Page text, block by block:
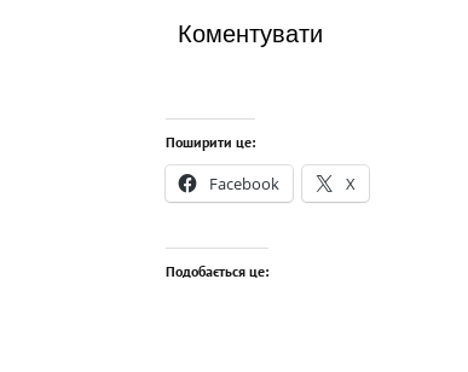
Коментувати
Поширити це:
Facebook X
Подобається це: